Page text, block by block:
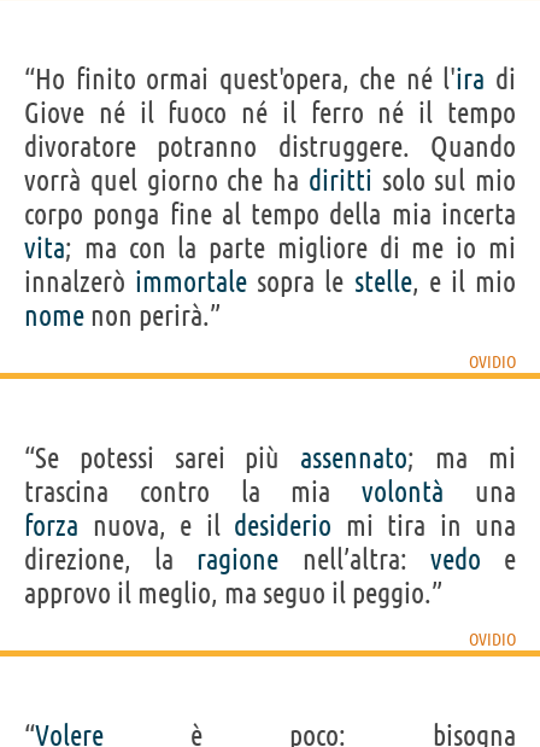
“Ho finito ormai quest'opera, che né l'ira di
Giove né il fuoco né il ferro né il tempo
divoratore potranno distruggere. Quando
vorrà quel giorno che ha diritti solo sul mio
corpo ponga fine al tempo della mia incerta
vita; ma con la parte migliore di me io mi
innalzerò immortale sopra le stelle, e il mio
nome non perirà.”
OVIDIO
“Se potessi sarei più assennato; ma mi
trascina contro la miavolontà una
forza nuova, e il desiderio mi tira in una
direzione, la ragione nell’altra: vedo e
approvo il meglio, ma seguo il peggio.”
OVIDIO
“Volere è poco: bisogna